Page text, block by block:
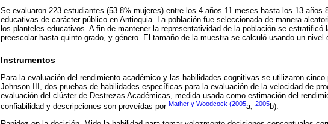
Se evaluaron 223 estudiantes (53.8% mujeres) entre los 4 años 11 meses hasta los 13 años
educativas de carácter público en Antioquia. La población fue seleccionada de manera
los planteles educativos. A fin de mantener la representatividad de la población se estratificó
preescolar hasta quinto grado, y género. El tamaño de la muestra se calculó usando un nivel
Instrumentos
Para la evaluación del rendimiento académico y las habilidades cognitivas se utilizaron
Johnson III, dos pruebas de habilidades específicas para la evaluación de la velocidad de
evaluación del clúster de Destrezas Académicas, medida usada como estimación del
confiabilidad y descripciones son proveídas por Mather y Woodcock (2005a; 2005b).